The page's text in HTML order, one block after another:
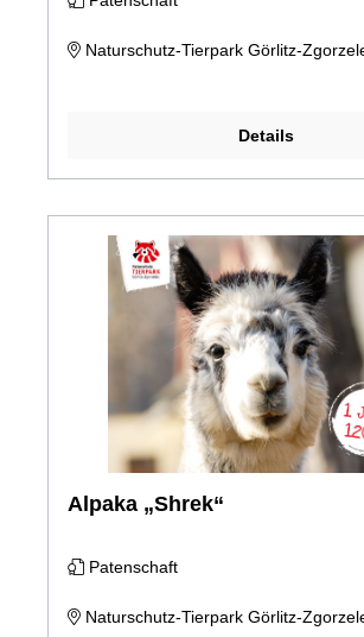
Naturschutz-Tierpark Görlitz-
Details
Alpaka „Shrek“
Patenschaft
Naturschutz-Tierpark Görlitz-